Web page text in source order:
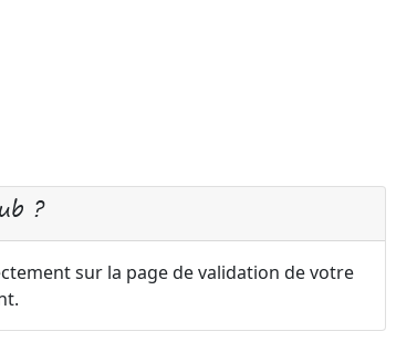
?
sur la page de validation de votre